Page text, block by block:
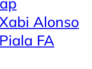
Alonso
FA